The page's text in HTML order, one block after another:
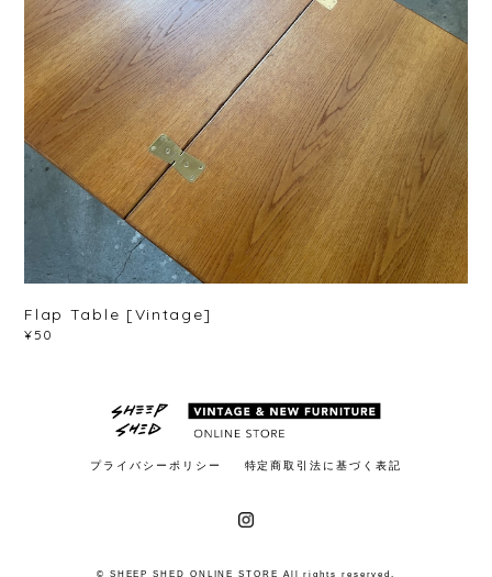
Flap Table [Vintage]
¥50
プライバシーポリシー 特定商取引法に基づく表記
© SHEEP SHED ONLINE STORE All rights reserved.